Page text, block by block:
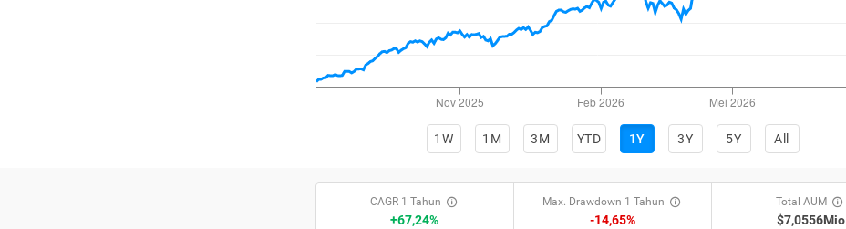
1W 1M 3M YTD 1Y 3Y 5Y All
CAGR 1 Tahun
+67,24%
Max. Drawdown 1 Tahun
-14,65%
Total AUM
$7,0556Mio